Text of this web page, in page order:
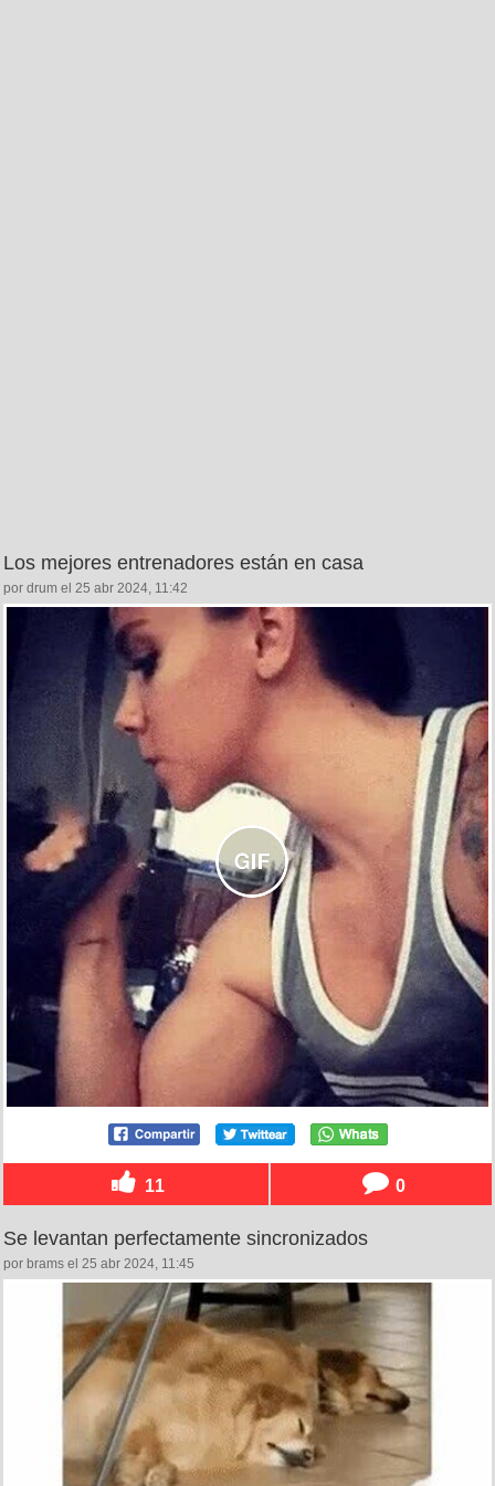
Los mejores entrenadores están en casa
por drum el 25 abr 2024, 11:42
11 0
Se levantan perfectamente sincronizados
por brams el 25 abr 2024, 11:45